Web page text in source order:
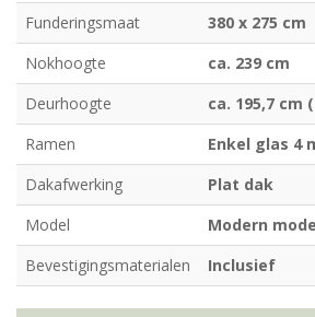
Funderingsmaat
380 x 275 cm
Nokhoogte
ca. 239 cm
Deurhoogte
ca. 195,7 cm
Ramen
Enkel glas 4
Dakafwerking
Plat dak
Model
Modern
Bevestigingsmaterialen
Inclusief